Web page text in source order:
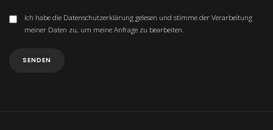
Ich habe die Datenschutzerklärung gelesen und stimme der Verarbeitung
meiner Daten zu, um meine Anfrage zu bearbeiten.